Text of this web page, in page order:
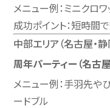
メニュー例：ミニクロワ
成功ポイント：短時間
中部エリア（名古屋・静
周年パーティー（名古屋
メニュー例：手羽先や
ードブル